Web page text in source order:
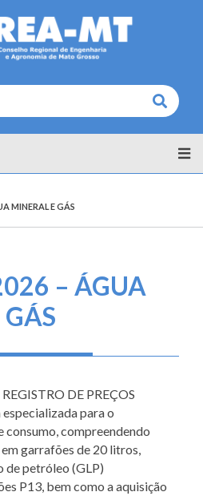
Buscar
MINERAL E GÁS
– ÁGUA
DE PREÇOS
para o
consumo, compreendendo
garrafões de 20 litros,
de petróleo (GLP)
P13, bem como a aquisição